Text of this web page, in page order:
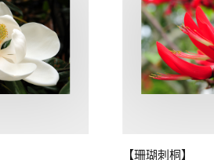
【珊瑚刺桐】